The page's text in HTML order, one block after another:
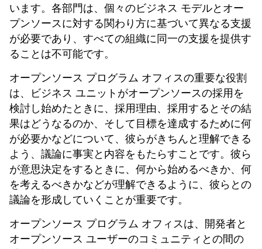
います。各部門は、個々のビジネス モデルとオー
プンソースに対する関わり方に基づいて異なる支援
が必要であり、すべての組織に同一の支援を提供す
ることは不可能です。
オープンソース プログラム オフィスの重要な役割
は、ビジネス ユニットがオープンソースの採用を
検討し始めたときに、採用理由、採用するとその結
果はどうなるのか、そして目標を達成するために何
が必要かなどについて、彼らがきちんと理解できる
よう、議論に事実と内容をもたらすことです。彼ら
が意思決定をするときに、何から始めるべきか、何
を考えるべきかなどが理解できるように、彼らとの
議論を形成していくことが重要です。
オープンソース プログラム オフィスは、開発者と
オープンソース ユーザーのコミュニティとの間の